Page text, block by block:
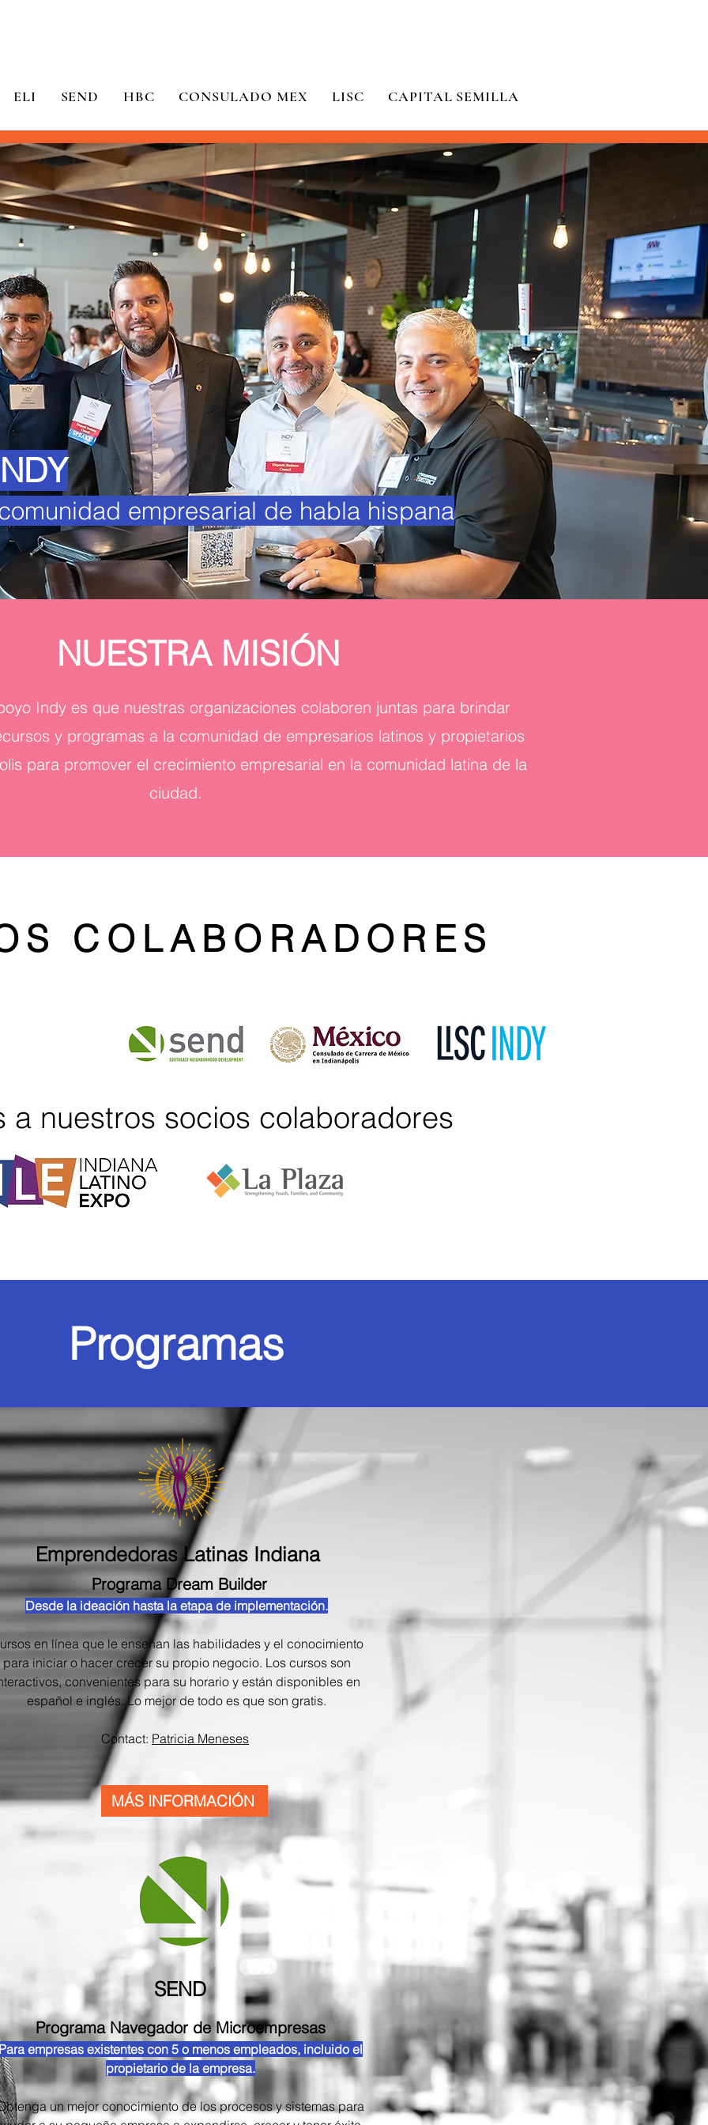
ELI SEND HBC CONSULADO MEX LISC CAPITAL SEMILLA
empresarial de habla hispana
NUESTRA MISIÓN
Indy es que nuestras organizaciones colaboren juntas para brindar
y programas a la comunidad de empresarios latinos y propietarios
para promover el crecimiento empresarial en la comunidad latina de la
ciudad.
COLABORADORES
a nuestros socios colaboradores
Programas
Emprendedoras Latinas Indiana
Programa Dream Builder
Desde la ideación hasta la etapa de implementación.
en línea que le enseñan las habilidades y el conocimiento
para iniciar o hacer crecer su propio negocio. Los cursos son
convenientes para su horario y están disponibles en
español e inglés. Lo mejor de todo es que son gratis.
Contact: Patricia Meneses
MÁS INFORMACIÓN
SEND
Programa Navegador de Microempresas
empresas existentes con 5 o menos empleados, incluido el
propietario de la empresa.
un mejor conocimiento de los procesos y sistemas para